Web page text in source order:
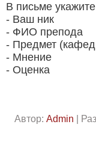
В письме
- Ваш ник
- ФИО препода
- Предмет
- Мнение
- Оценка
Автор: Admin |